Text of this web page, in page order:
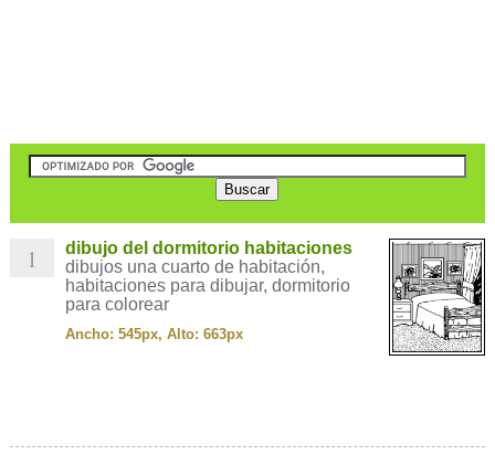
1
dibujo del dormitorio habitaciones
dibujos una cuarto de habitación,
habitaciones para dibujar, dormitorio
para colorear
Ancho: 545px, Alto: 663px